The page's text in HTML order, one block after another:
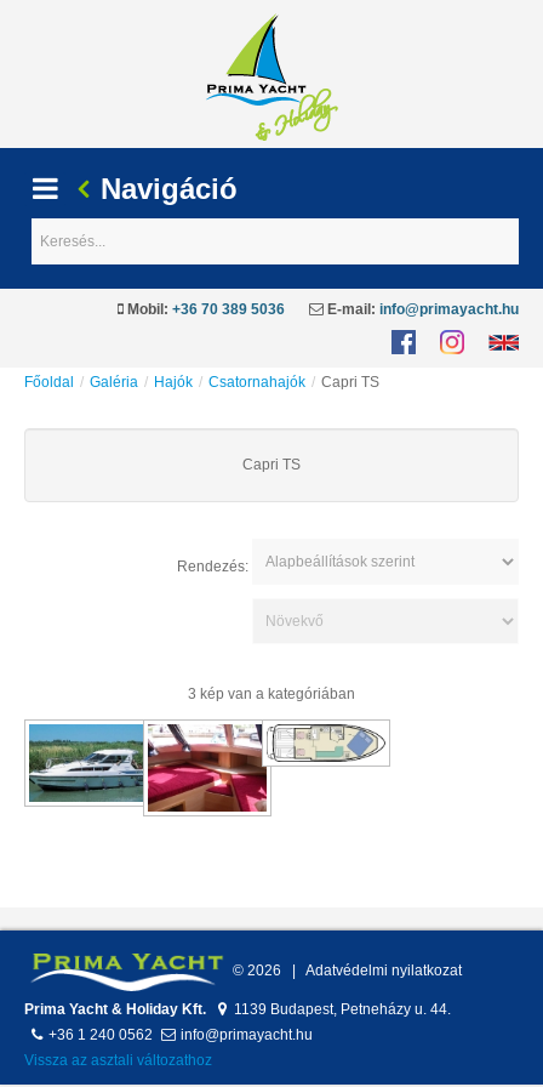
Mobil: +36 70 389 5036 E-mail: info@primayacht.hu
Navigáció
Keresés...
Főoldal / Galéria / Hajók / Csatornahajók / Capri TS
Capri TS
Rendezés:
3 kép van a kategóriában
© 2026 Adatvédelmi nyilatkozat
Prima Yacht & Holiday Kft. 1139 Budapest, Petneházy u. 44.
+36 1 240 0562
info@primayacht.hu
Vissza az asztali változathoz